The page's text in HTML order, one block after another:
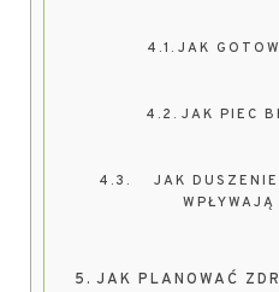
JAK
JAK PIEC
JAK
JAK PLANOWAĆ